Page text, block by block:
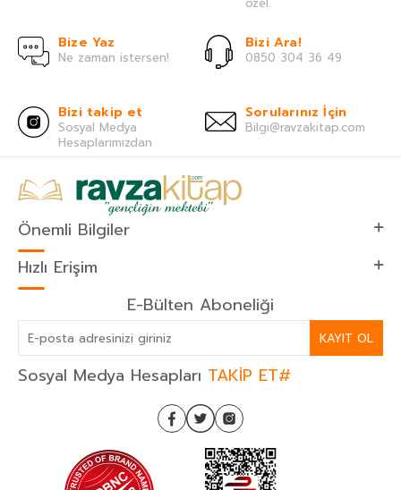
Bize Yaz
Ne zaman istersen!
Bizi Ara!
0850 304 36 49
Bizi takip et
Sosyal Medya
Hesaplarımızdan
Sorularınız İçin
Bilgi@ravzakitap.com
Önemli Bilgiler
Hızlı Erişim
E-Bülten Aboneliği
KAYIT OL
Sosyal Medya Hesapları TAKİP ET#